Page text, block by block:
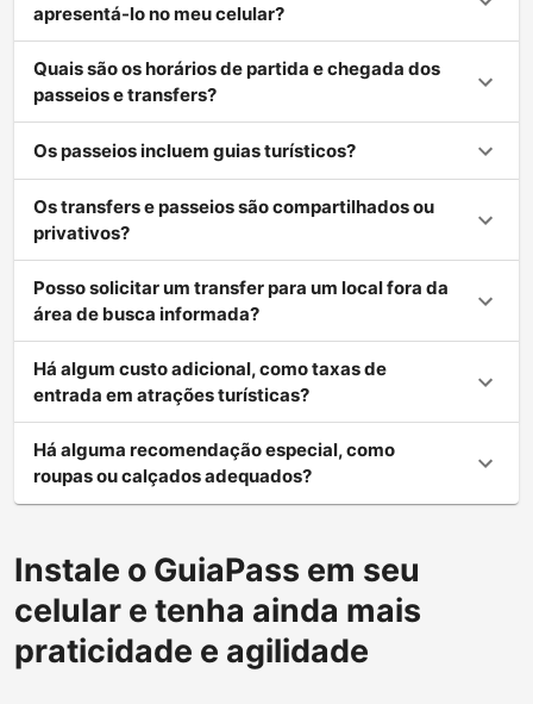
apresentá-lo no meu celular?
Quais são os horários de partida e chegada dos
passeios e transfers?
Os passeios incluem guias turísticos?
Os transfers e passeios são compartilhados ou
privativos?
Posso solicitar um transfer para um local fora da
área de busca informada?
Há algum custo adicional, como taxas de
entrada em atrações turísticas?
Há alguma recomendação especial, como
roupas ou calçados adequados?
Instale o GuiaPass em seu
celular e tenha ainda mais
praticidade e agilidade